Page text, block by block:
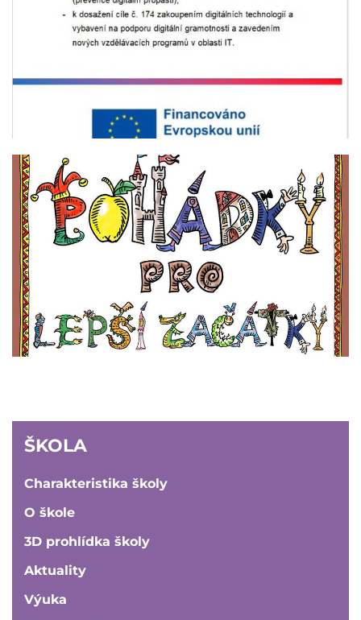
ŠKOLA
ŠKOLA
Charakteristika školy
O škole
3D prohlídka školy
Aktuality
Výuka